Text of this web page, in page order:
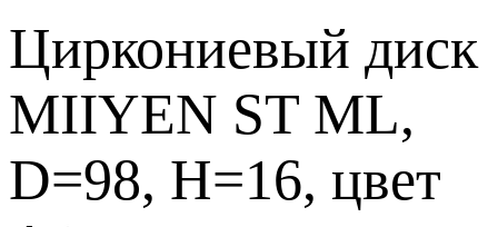
Циркониевый диск
MIIYEN ST ML,
D=98, H=16, цвет